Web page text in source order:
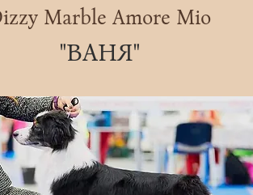
Marble Amore Mio
"ВАНЯ"